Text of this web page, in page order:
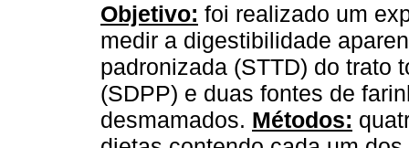
Objetivo: foi realizado um
medir a digestibilidade
padronizada (STTD) do trato
(SDPP) e duas fontes de
desmamados. Métodos: